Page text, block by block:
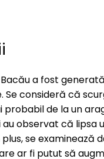
a fost
consideră că
de la un
observat că lipsa
se
ar fi putut să